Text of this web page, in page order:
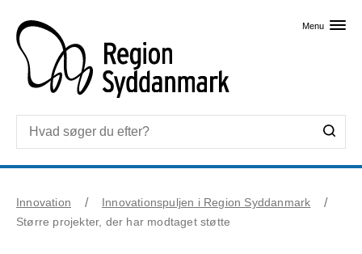
Menu
Innovation
Innovationspuljen i Region Syddanmark
Større projekter, der har modtaget støtte